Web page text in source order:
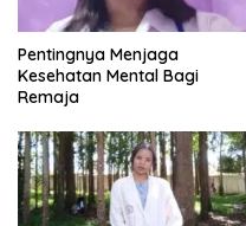
Pentingnya Menjaga
Kesehatan Mental Bagi
Remaja